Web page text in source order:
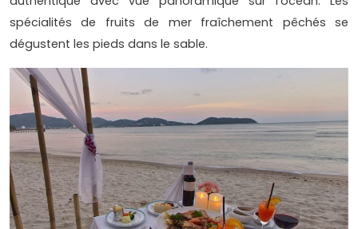
spécialités de fruits de mer fraîchement pêchés se
dégustent les pieds dans le sable.